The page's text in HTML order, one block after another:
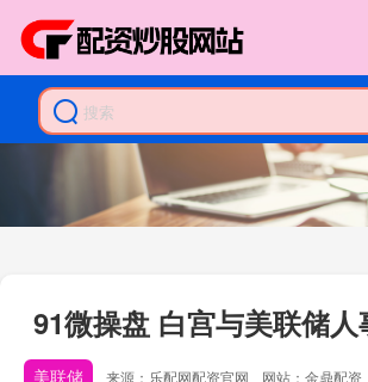
91微操盘 白宫与美联储
美联储 来源：乐配网配资官网 网站：金鼎配资